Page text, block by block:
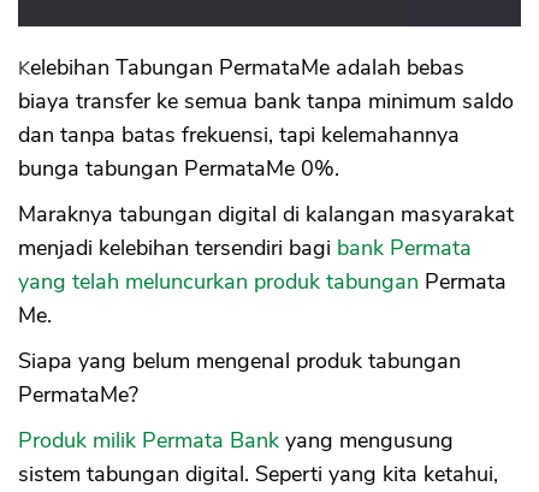
Kelebihan Tabungan PermataMe adalah bebas
biaya transfer ke semua bank tanpa minimum saldo
dan tanpa batas frekuensi, tapi kelemahannya
bunga tabungan PermataMe 0%.
Maraknya tabungan digital di kalangan masyarakat
menjadi kelebihan tersendiri bagi bank Permata
yang telah meluncurkan produk tabungan Permata
Me.
Siapa yang belum mengenal produk tabungan
PermataMe?
Produk milik Permata Bank yang mengusung
sistem tabungan digital. Seperti yang kita ketahui,